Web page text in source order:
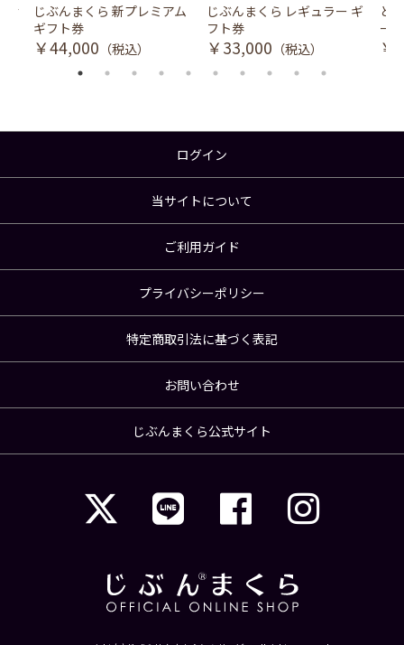
冷
じぶんまくら 新プレミアム
ギフト券
￥44,000 （税込）
じぶんまくら レギュラー ギ
フト券
￥33,000 （税込）
と
ース
￥
ログイン
当サイトについて
ご利用ガイド
プライバシーポリシー
特定商取引法に基づく表記
お問い合わせ
じぶんまくら公式サイト